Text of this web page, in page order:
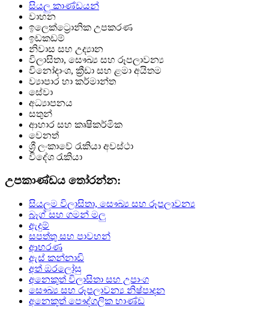
සියලු කාණ්ඩයන්
වාහන
ඉලෙක්ට්‍රොනික උපකරණ
ඉඩකඩම්
නිවාස සහ උද්‍යාන
විලාසිතා, සෞඛ්‍ය සහ රූපලාවන්‍ය
විනෝදාංශ, ක්‍රීඩා සහ ළමා අයිතම
ව්‍යාපාර හා කර්මාන්ත
සේවා
අධ්‍යාපනය
සතුන්
ආහාර සහ කෘෂිකර්මික
වෙනත්
ශ්‍රී ලංකාවේ රැකියා අවස්ථා
විදේශ රැකියා
උපකාණ්ඩය තෝරන්න:
සියලුම විලාසිතා, සෞඛ්‍ය සහ රූපලාවන්‍ය
බෑග් සහ ගමන් මලු
ඇදුම්
සපත්තු සහ පාවහන්
ආභරණ
ඇස් කන්නාඩි
අත් ඔරලෝසු
අනෙකුත් විලාසිතා සහ උපාංග
සෞඛ්‍ය සහ රූපලාවන්‍ය නිෂ්පාදන
අනෙකුත් පෞද්ගලික භාණ්ඩ